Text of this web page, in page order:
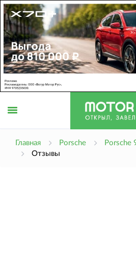
Главная Porsche
Porsche
Отзывы